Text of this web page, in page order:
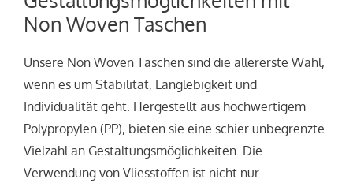
Non Woven Taschen
Unsere Non Woven Taschen sind die allererste Wahl,
wenn es um Stabilität, Langlebigkeit und
Individualität geht. Hergestellt aus hochwertigem
Polypropylen (PP), bieten sie eine schier unbegrenzte
Vielzahl an Gestaltungsmöglichkeiten. Die
Verwendung von Vliesstoffen ist nicht nur